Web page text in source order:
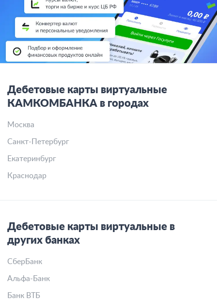
Дебетовые карты виртуальные
КАМКОМБАНКА в городах
Москва
Санкт-Петербург
Екатеринбург
Краснодар
Дебетовые карты виртуальные в
других банках
СберБанк
Альфа-Банк
Банк ВТБ